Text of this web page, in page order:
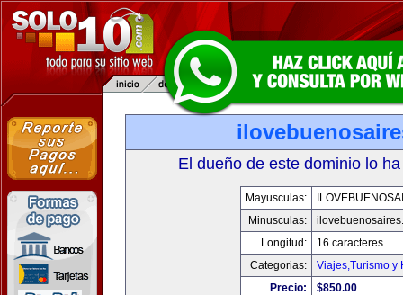
El dueño de este dominio lo
Mayusculas:
Minusculas:
Longitud:
16 caracteres
Categorias:
Viajes,Turismo y
Precio:
$850.00